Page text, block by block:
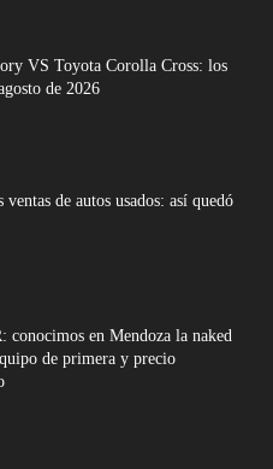
VS Toyota Corolla Cross: los
de 2026
ventas de autos usados: así quedó
conocimos en Mendoza la naked
de primera y precio